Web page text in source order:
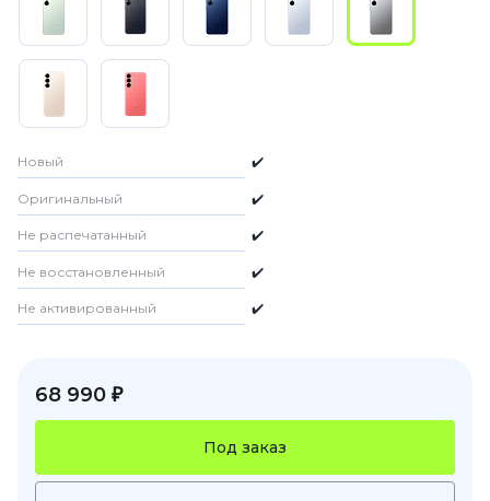
Новый ✔️
Оригинальный ✔️
Не распечатанный ✔️
Не восстановленный ✔️
Не активированный ✔️
68 990 ₽
Под заказ